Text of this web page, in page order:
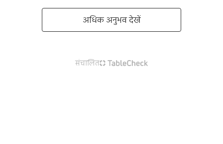
अधिक अनुभव देखें
संचालित